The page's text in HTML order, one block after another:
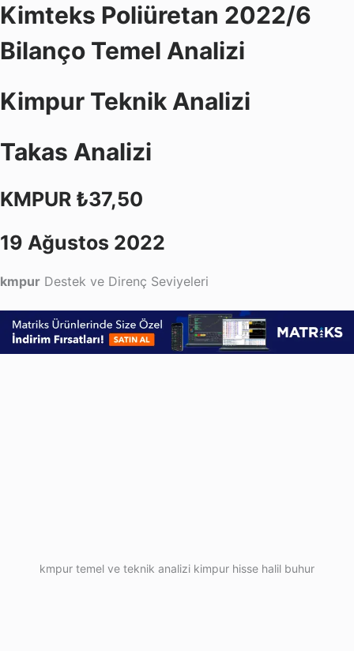
Kimteks Poliüretan 2022/6
Bilanço Temel Analizi
Kimpur Teknik Analizi
Takas Analizi
KMPUR ₺37,50
19 Ağustos 2022
kmpur Destek ve Direnç Seviyeleri
kmpur temel ve teknik analizi kimpur hisse halil buhur